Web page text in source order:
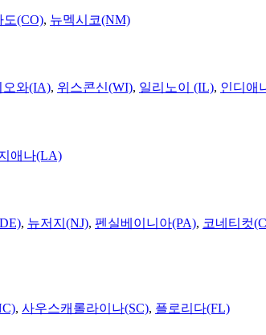
도(CO), 뉴멕시코(NM)
오와(IA), 위스콘신(WI), 일리노이 (IL), 인디애
애나(LA)
, 뉴저지(NJ), 펜실베이니아(PA), 코네티컷
, 사우스캐롤라이나(SC), 플로리다(FL)